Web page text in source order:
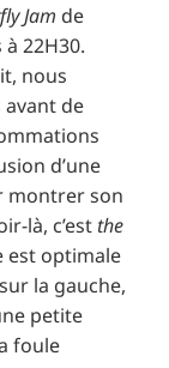
Jam de
22H30.
nous
de
d’une
montrer son
là, c’estthe
est optimale
la gauche,
petite
foule